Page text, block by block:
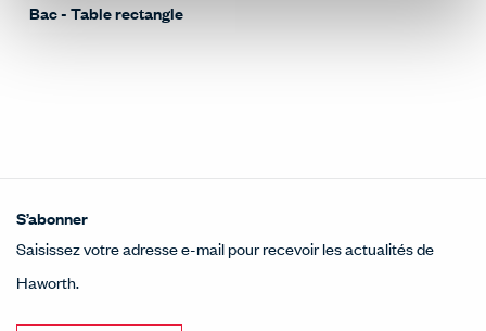
Bac - Table rectangle
S’abonner
Saisissez votre adresse e-mail pour recevoir les actualités de
Haworth.